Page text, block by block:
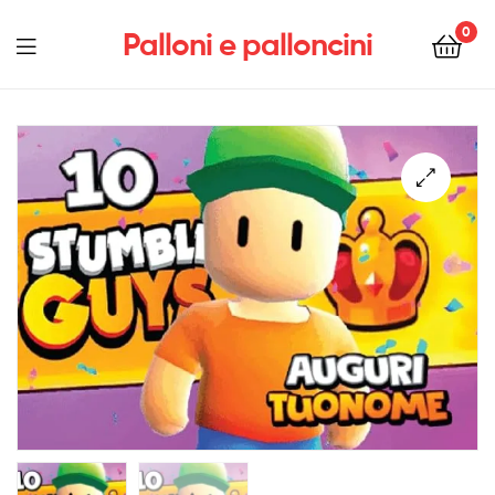
Palloni e palloncini 0
Menu